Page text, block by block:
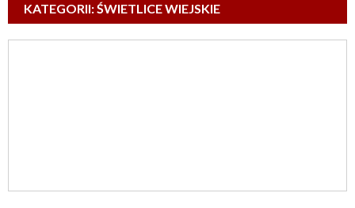
KATEGORII: ŚWIETLICE WIEJSKIE